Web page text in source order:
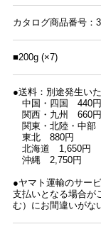
カタログ商品番号：
■200g (×7)
●送料：別途発生い
中国・四国 440円
関西・九州 660円
関東・北陸・中部
東北 880円
北海道 1,650円
沖縄 2,750円
●ヤマト運輸のサー
支払いとなる場合が
む）にお間違いがな